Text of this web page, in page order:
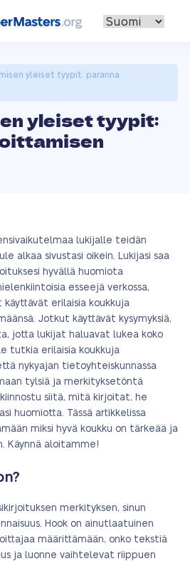
yleiset tyypit: paranna
yleiset tyypit:
lukijalle teidän
alkaa sivustasi oikein. Lukijasi saa
hyvällä huomiota
esseejä verkossa,
erilaisia koukkuja
Jotkut käyttävät kysymyksiä,
jotta lukijat haluavat lukea koko
tutkia erilaisia koukkuja
nykyajan tietoyhteiskunnassa
tylsiä ja merkityksetöntä
kiinnostu siitä, mitä kirjoitat, he
huomiotta. Tässä artikkelissa
miksi hyvä koukku on tärkeää ja
Käynnä aloitamme!
merkityksen, sinun
Hook on ainutlaatuinen
määrittämään, onko tekstiä
ja luonne vaihtelevat riippuen